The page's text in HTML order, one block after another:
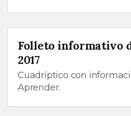
Folleto informativo
2017
Cuadríptico con
Aprender.